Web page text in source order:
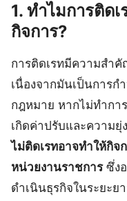
1. ทำไมการติด
กิจการ?
การติดเรทมีความสำคั
เนื่องจากมันเป็นการ
กฎหมาย หากไม่ทำกา
เกิดค่าปรับและความยุ่
ไม่ติดเรทอาจทำให้กิจ
หน่วยงานราชการซึ่งอ
ดำเนินธุรกิจในระยะย